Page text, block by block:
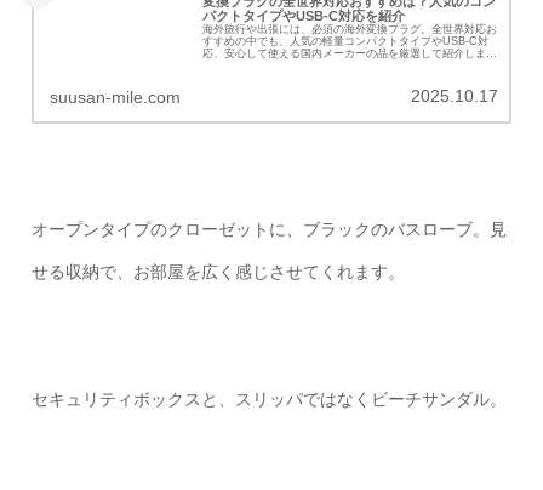
パクトタイプやUSB-C対応を紹介
海外旅行や出張には、必須の海外変換プラグ。全世界対応お
すすめの中でも、人気の軽量コンパクトタイプやUSB-C対
応、安心して使える国内メーカーの品を厳選して紹介しま
suusan-mile.com 2025.10.17
オープンタイプのクローゼットに、ブラックのバスローブ。見
せる収納で、お部屋を広く感じさせてくれます。
セキュリティボックスと、スリッパではなくビーチサンダル。